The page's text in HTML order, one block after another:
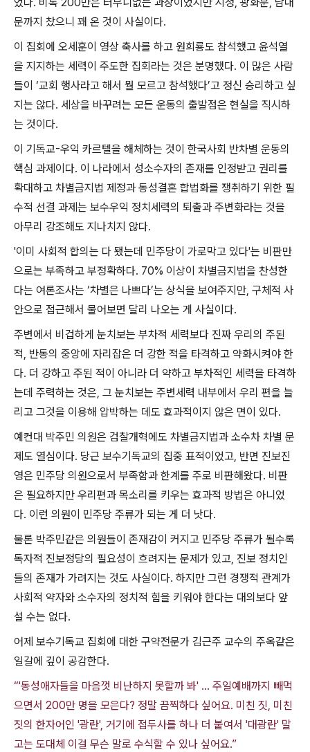
문까지 찼으니 꽤 온 것이 사실이다.
이 집회에 오세훈이 영상 축사를 하고 원희룡도 참석했고 윤석열
을 지지하는 세력이 주도한 집회라는 것은 분명했다. 이 많은 사람
들이 ‘교회 행사라고 해서 뭘 모르고 참석했다’고 정신 승리하고 싶
지는 않다. 세상을 바꾸려는 모든 운동의 출발점은 현실을 직시하
는 것이다.
이 기독교-우익 카르텔을 해체하는 것이 한국사회 반차별 운동의
핵심 과제이다. 이 나라에서 성소수자의 존재를 인정받고 권리를
확대하고 차별금지법 제정과 동성결혼 합법화를 쟁취하기 위한 필
수적 선결 과제는 보수우익 정치세력의 퇴출과 주변화라는 것을
아무리 강조해도 지나치지 않다.
'이미 사회적 합의는 다 됐는데 민주당이 가로막고 있다'는 비판만
으로는 부족하고 부정확하다. 70% 이상이 차별금지법을 찬성한
다는 여론조사는 ‘차별은 나쁘다’는 상식을 보여주지만, 구체적 사
안으로 접근해서 물어보면 달리 나오는 게 사실이다.
주변에서 비겁하게 눈치보는 부차적 세력보다 진짜 우리의 주된
적, 반동의 중앙에 자리잡은 더 강한 적을 타격하고 약화시켜야 한
다. 더 강하고 주된 적이 아니라 더 약하고 부차적인 세력을 타격하
는데 주력하는 것은, 그 눈치보는 주변세력 내부에서 우리 편을 늘
리고 그것을 이용해 압박하는 데도 효과적이지 않은 면이 있다.
예컨대 박주민 의원은 검찰개혁에도 차별금지법과 소수차 차별 문
제도 열심이다. 당근 보수기독교의 집중 표적이었고, 반면 진보진
영은 민주당 의원으로서 부족함과 한계를 주로 비판해왔다. 비판
은 필요하지만 우리편과 목소리를 키우는 효과적 방법은 아니었
다. 이런 의원이 민주당 주류가 되는 게 더 낫다.
물론 박주민같은 의원들이 존재감이 커지고 민주당 주류가 될수록
독자적 진보정당의 필요성이 흐려지는 문제가 있고, 진보 정치인
들의 존재가 가려지는 것도 사실이다. 하지만 그런 경쟁적 관계가
사회적 약자와 소수자의 정치적 힘을 키워야 한다는 대의보다 앞
설 수는 없다.
어제 보수기독교 집회에 대한 구약전문가 김근주 교수의 주옥같은
일갈에 깊이 공감한다.
“'동성애자들을 마음껏 비난하지 못할까 봐' ... 주일예배까지 빼먹
으면서 200만 명을 모은다? 정말 끔찍하다 싶어요. 미친 짓, 미친
짓의 한자어인 '광란', 거기에 접두사를 하나 더 붙여서 '대광란' 말
고는 도대체 이걸 무슨 말로 수식할 수 있나 싶어요.”